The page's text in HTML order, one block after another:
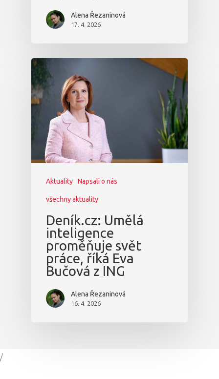
Alena Řezaninová
17. 4. 2026
Aktuality Napsali o nás
všechny aktuality
Deník.cz: Umělá
inteligence
proměňuje svět
práce, říká Eva
Bučová z ING
Alena Řezaninová
16. 4. 2026
/